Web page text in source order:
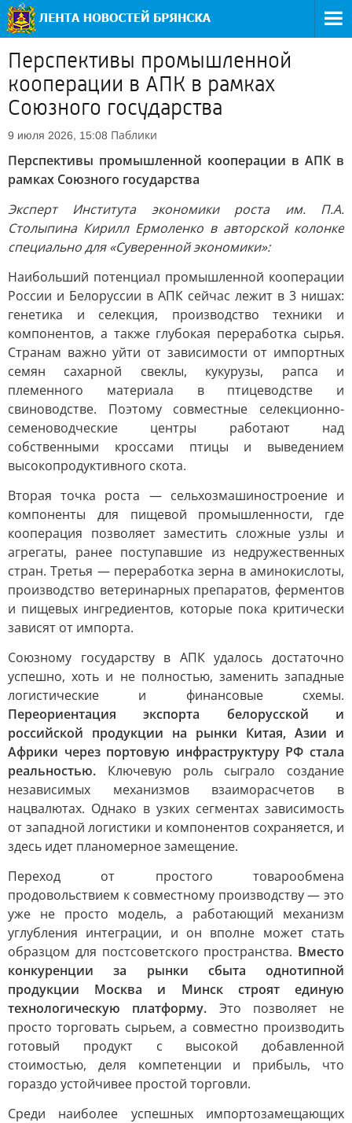
Перспективы промышленной
кооперации в АПК в рамках
Союзного государства
9 июля 2026, 15:08 Паблики
Перспективы промышленной кооперации в АПК в
рамках Союзного государства
Эксперт Института экономики роста им. П.А.
Столыпина Кирилл Ермоленко в авторской колонке
специально для «Суверенной экономики»:
Наибольший потенциал промышленной кооперации
России и Белоруссии в АПК сейчас лежит в 3 нишах:
генетика и селекция, производство техники и
компонентов, а также глубокая переработка сырья.
Странам важно уйти от зависимости от импортных
семян сахарной свеклы, кукурузы, рапса и
племенного материала в птицеводстве и
свиноводстве. Поэтому совместные селекционно-
семеноводческие центры работают над
собственными кроссами птицы и выведением
высокопродуктивного скота.
Вторая точка роста — сельхозмашиностроение и
компоненты для пищевой промышленности, где
кооперация позволяет заместить сложные узлы и
агрегаты, ранее поступавшие из недружественных
стран. Третья — переработка зерна в аминокислоты,
производство ветеринарных препаратов, ферментов
и пищевых ингредиентов, которые пока критически
зависят от импорта.
Союзному государству в АПК удалось достаточно
успешно, хоть и не полностью, заменить западные
логистические и финансовые схемы.
Переориентация экспорта белорусской и
российской продукции на рынки Китая, Азии и
Африки через портовую инфраструктуру РФ стала
реальностью. Ключевую роль сыграло создание
независимых механизмов взаиморасчетов в
нацвалютах. Однако в узких сегментах зависимость
от западной логистики и компонентов сохраняется, и
здесь идет планомерное замещение.
Переход от простого товарообмена
продовольствием к совместному производству — это
уже не просто модель, а работающий механизм
углубления интеграции, и он вполне может стать
образцом для постсоветского пространства. Вместо
конкуренции за рынки сбыта однотипной
продукции Москва и Минск строят единую
технологическую платформу. Это позволяет не
просто торговать сырьем, а совместно производить
готовый продукт с высокой добавленной
стоимостью, деля компетенции и прибыль, что
гораздо устойчивее простой торговли.
Среди наиболее успешных импортозамещающих